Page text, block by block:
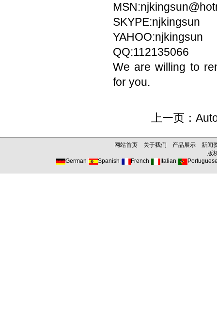
SKYPE:njkingsun
QQ:112135066
We are willing to
for you.
上一页：
网站首页 关于我们 产品展示
新闻
版
German
Spanish French Italian